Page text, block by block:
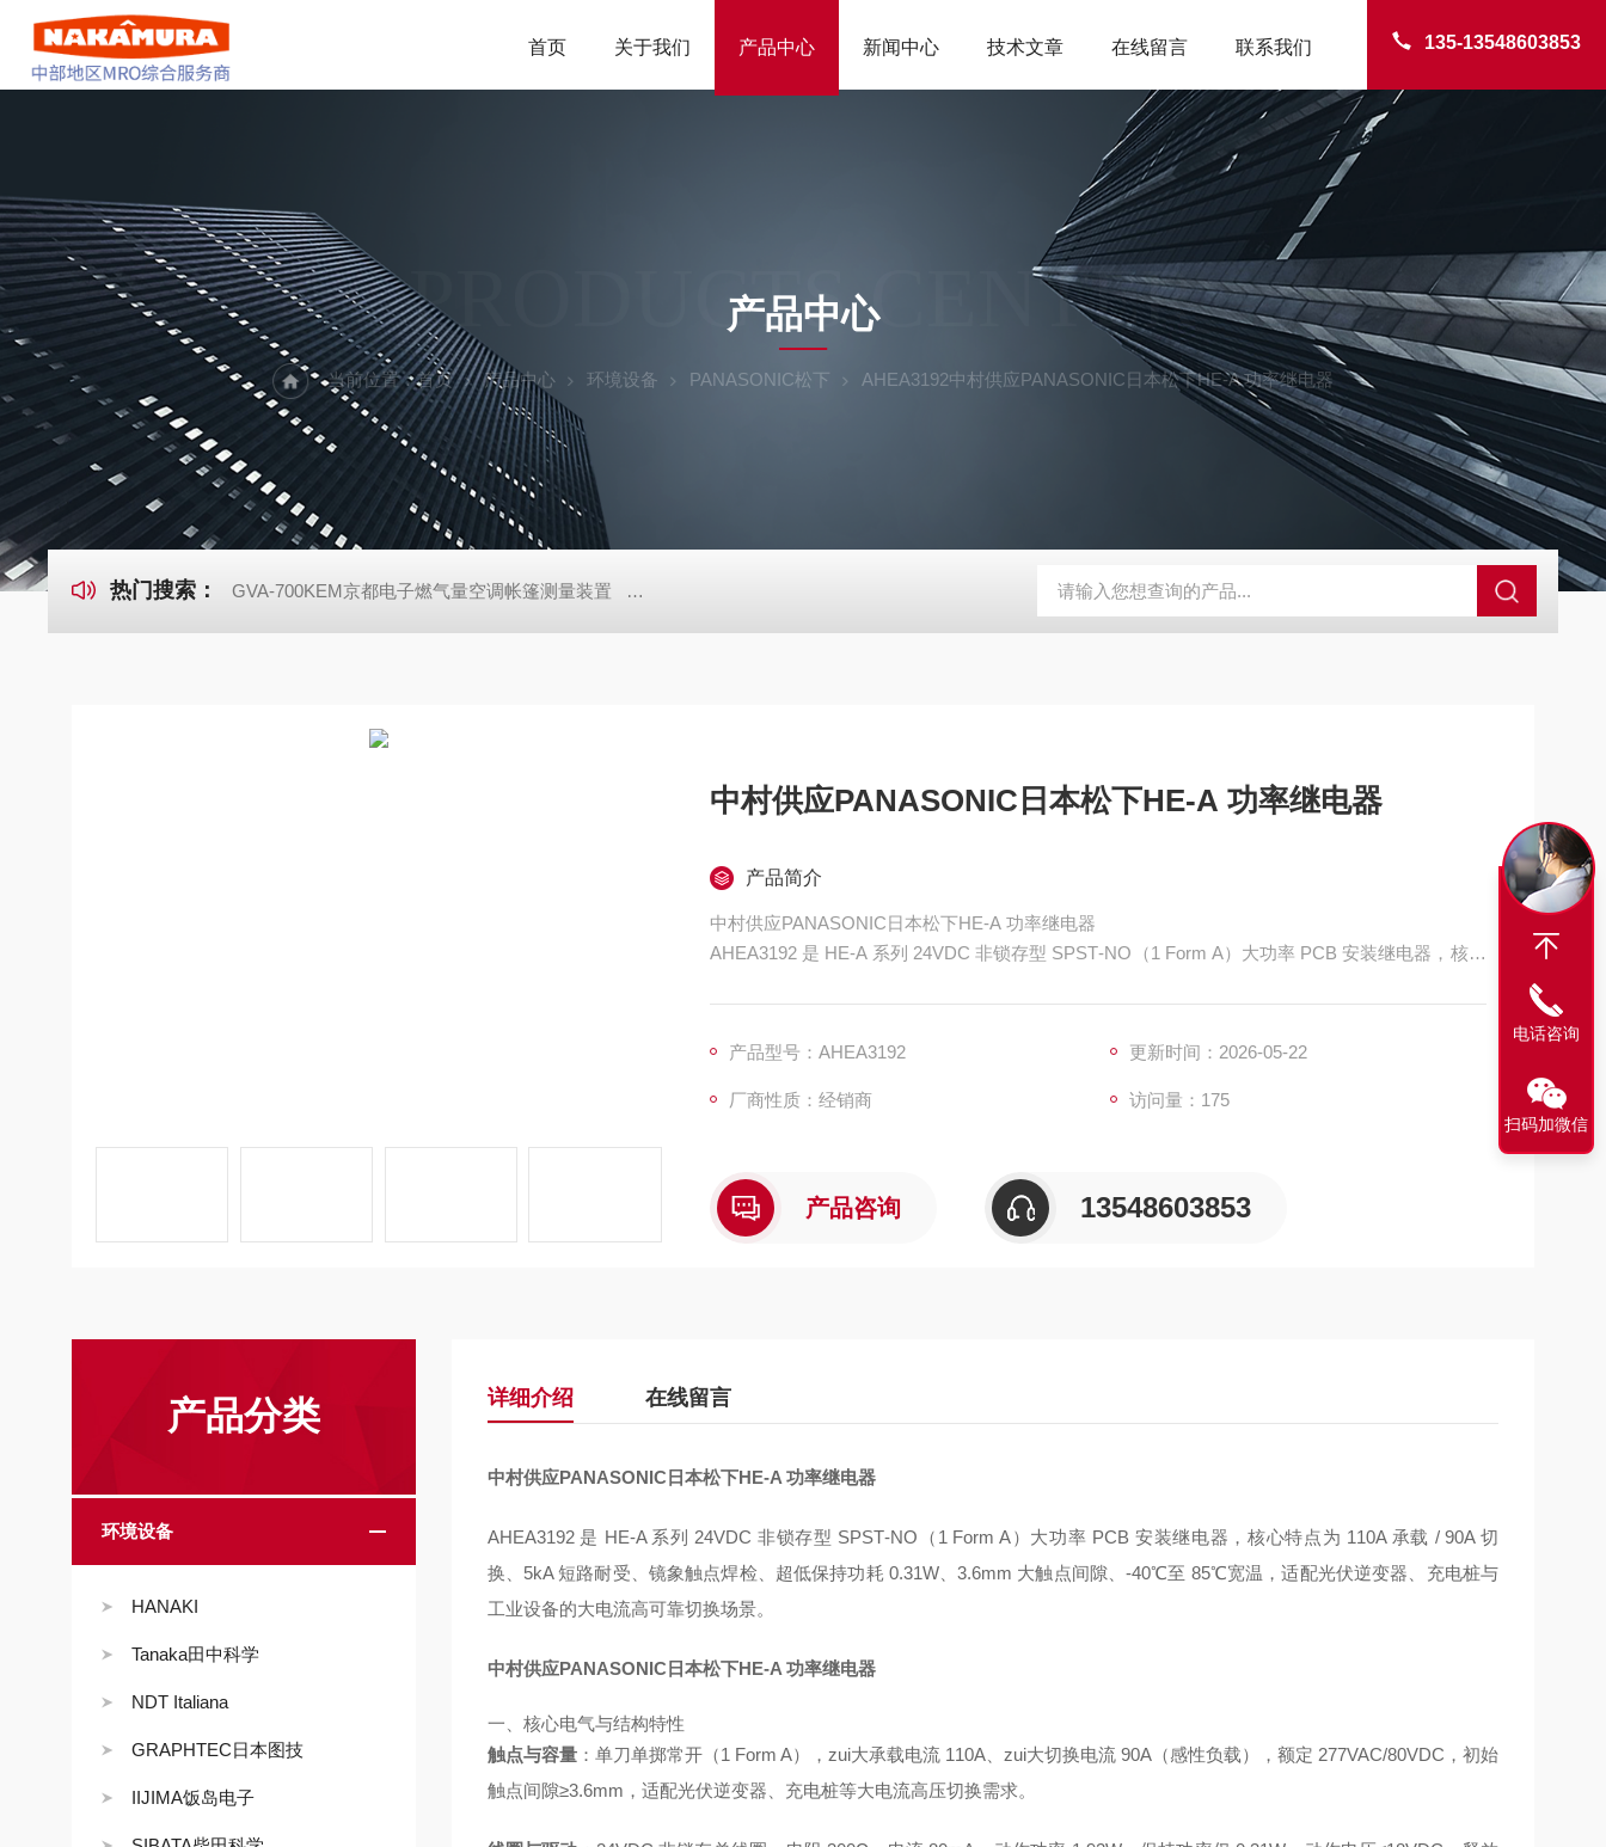
135-13548603853
首页 关于我们 产品中心 新闻中心 技术文章 在线留言 联系我们
PRODUCTS CENTER
产品中心
当前位置：首页 产品中心 环境设备 PANASONIC松下 AHEA3192中村供应PANASONIC日本松下HE-A 功率继电器
热门搜索： GVA-700KEM京都电子燃气量空调帐篷测量装置 MD-Win日本：KEM京都电子汞测量和控制软件 GVA-710KEM京都电子燃气量空调帐篷测量仪 E3Z-BOMRON放大器
中村供应PANASONIC日本松下HE-A 功率继电器
产品简介
中村供应PANASONIC日本松下HE-A 功率继电器
AHEA3192 是 HE‑A 系列 24VDC 非锁存型 SPST‑NO（1 Form A）大功率 PCB 安装继电器，核心
产品型号：AHEA3192
更新时间：2026-05-22
厂商性质：经销商 访问量：175
产品咨询 13548603853
产品分类
环境设备
HANAKI
Tanaka田中科学
NDT Italiana
GRAPHTEC日本图技
IIJIMA饭岛电子
详细介绍 在线留言
中村供应PANASONIC日本松下HE-A 功率继电器
AHEA3192 是 HE‑A 系列 24VDC 非锁存型 SPST‑NO（1 Form A）大功率 PCB 安装继电器，核心特点为 110A 承载 / 90A 切
换、5kA 短路耐受、镜象触点焊检、超低保持功耗 0.31W、3.6mm 大触点间隙、‑40℃至 85℃宽温，适配光伏逆变器、充电桩与
工业设备的大电流高可靠切换场景。
中村供应PANASONIC日本松下HE-A 功率继电器
一、核心电气与结构特性
触点与容量：单刀单掷常开（1 Form A），zui大承载电流 110A、zui大切换电流 90A（感性负载），额定 277VAC/80VDC，初始
触点间隙≥3.6mm，适配光伏逆变器、充电桩等大电流高压切换需求。
电话咨询
扫码加微信